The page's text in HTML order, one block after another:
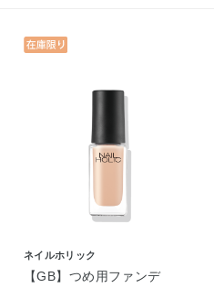
ネイルホリック
【GB】つめ用ファンデ